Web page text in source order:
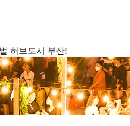
허브도시 부산!